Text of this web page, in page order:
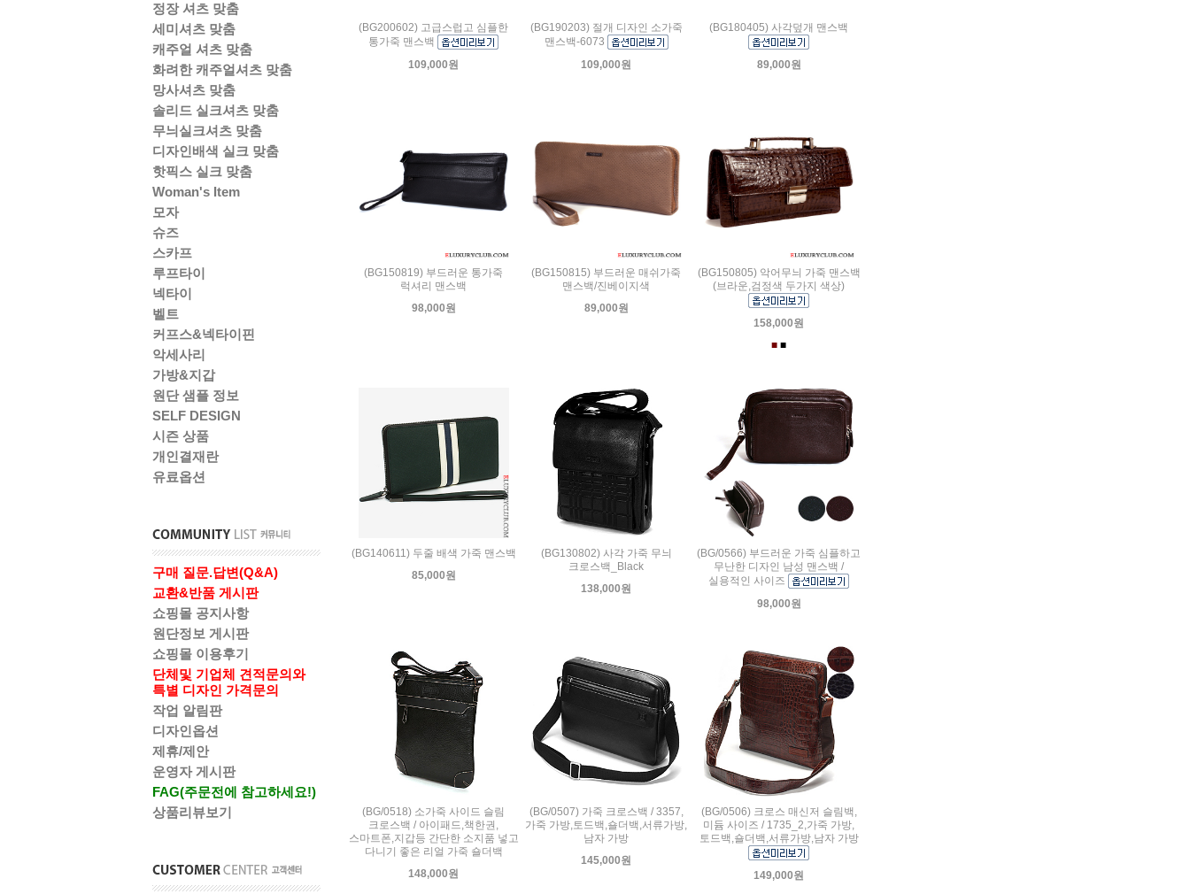
정장 셔츠 맞춤
세미셔츠 맞춤
캐주얼 셔츠 맞춤
화려한 캐주얼셔츠 맞춤
망사셔츠 맞춤
솔리드 실크셔츠 맞춤
무늬실크셔츠 맞춤
디자인배색 실크 맞춤
핫픽스 실크 맞춤
Woman's Item
모자
슈즈
스카프
루프타이
넥타이
벨트
커프스&넥타이핀
악세사리
가방&지갑
원단 샘플 정보
SELF DESIGN
시즌 상품
개인결재란
유료옵션
구매 질문.답변(Q&A)
교환&반품 게시판
쇼핑몰 공지사항
원단정보 게시판
쇼핑몰 이용후기
단체및 기업체 견적문의와
특별 디자인 가격문의
작업 알림판
디자인옵션
제휴/제안
운영자 게시판
FAG(주문전에 참고하세요!)
상품리뷰보기
(BG200602) 고급스럽고 심플한
통가죽 맨스백
109,000원
(BG190203) 절개 디자인 소가죽
맨스백-6073
109,000원
(BG180405) 사각덮개 맨스백
89,000원
(BG150819) 부드러운 통가죽
럭셔리 맨스백
98,000원
(BG150815) 부드러운 매쉬가죽
맨스백/진베이지색
89,000원
(BG150805) 악어무늬 가죽 맨스백
(브라운,검정색 두가지 색상)
158,000원
■ ■
(BG140611) 두줄 배색 가죽 맨스백
85,000원
(BG130802) 사각 가죽 무늬
크로스백_Black
138,000원
(BG/0566) 부드러운 가죽 심플하고
무난한 디자인 남성 맨스백 /
실용적인 사이즈
98,000원
(BG/0518) 소가죽 사이드 슬림
크로스백 / 아이패드,책한권,
스마트폰,지갑등 간단한 소지품 넣고
다니기 좋은 리얼 가죽 숄더백
148,000원
(BG/0507) 가죽 크로스백 / 3357,
가죽 가방,토드백,숄더백,서류가방,
남자 가방
145,000원
(BG/0506) 크로스 매신저 슬림백,
미듐 사이즈 / 1735_2,가죽 가방,
토드백,숄더백,서류가방,남자 가방
149,000원